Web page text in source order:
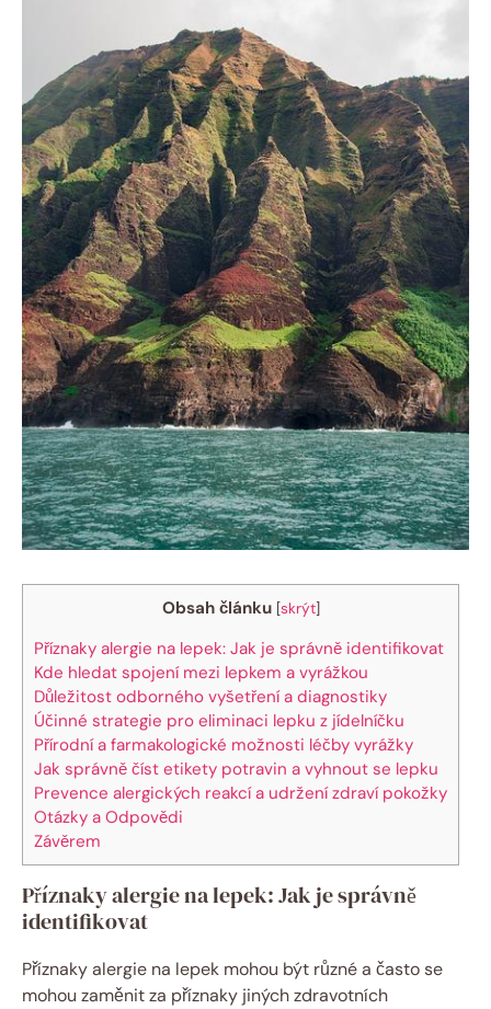
Obsah článku [skrýt]
Příznaky alergie na lepek: Jak je správně identifikovat
Kde hledat spojení mezi lepkem a vyrážkou
Důležitost odborného vyšetření a diagnostiky
Účinné strategie pro eliminaci lepku z jídelníčku
Přírodní a farmakologické možnosti léčby vyrážky
Jak správně číst etikety potravin a vyhnout se lepku
Prevence alergických reakcí a udržení zdraví pokožky
Otázky a Odpovědi
Závěrem
Příznaky alergie na lepek: Jak je správně
identifikovat
Příznaky alergie na lepek mohou být různé a často se
mohou zaměnit za příznaky jiných zdravotních